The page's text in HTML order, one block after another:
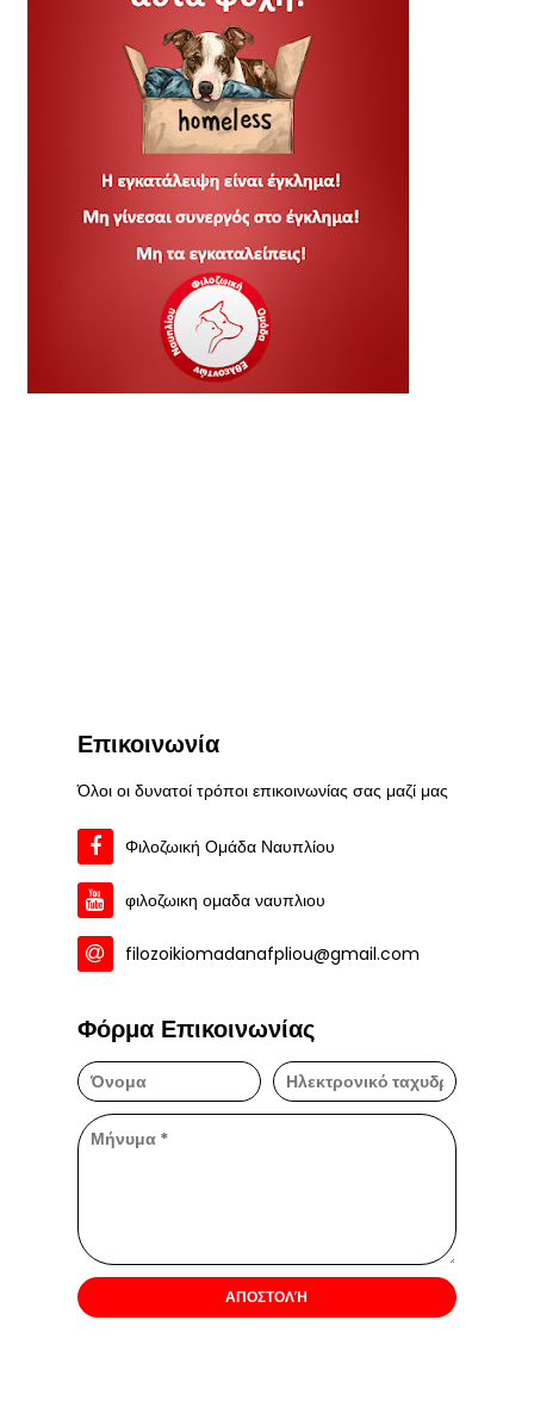
Επικοινωνία
Όλοι οι δυνατοί τρόποι επικοινωνίας σας μαζί μας
Φιλοζωική Ομάδα Ναυπλίου
φιλοζωικη ομαδα ναυπλιου
filozoikiomadanafpliou@gmail.com
Φόρμα Επικοινωνίας